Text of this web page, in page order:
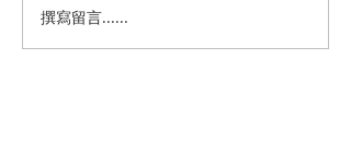
撰寫留言......